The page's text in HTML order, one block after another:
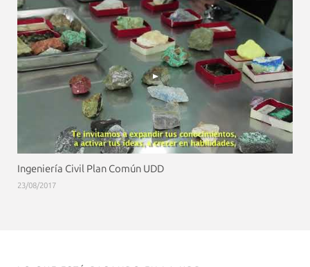
Ingeniería Civil Plan Común UDD
23/08/2017